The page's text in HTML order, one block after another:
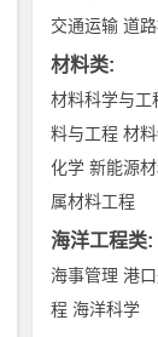
交通运输 道
材料类:
材料科学与工
料与工程 材
化学 新能源
属材料工程
海洋工程类:
海事管理 港
程 海洋科学